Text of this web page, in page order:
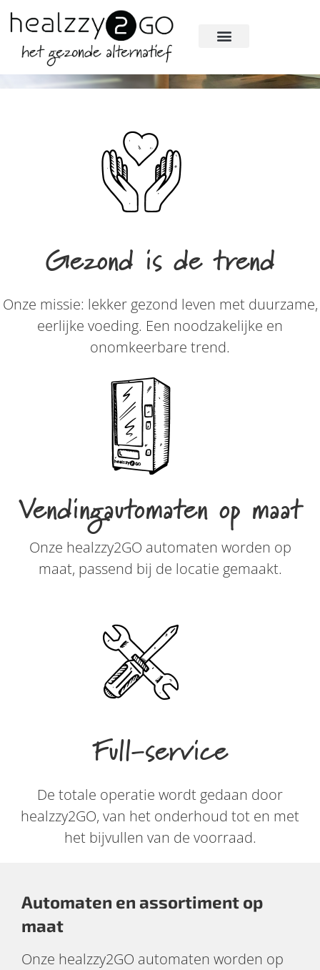
Gezond is de trend
Onze missie: lekker gezond leven met duurzame,
eerlijke voeding. Een noodzakelijke en
onomkeerbare trend.
Vendingautomaten op maat
Onze healzzy2GO automaten worden op
maat, passend bij de locatie gemaakt.
Full-service
De totale operatie wordt gedaan door
healzzy2GO, van het onderhoud tot en met
het bijvullen van de voorraad.
Automaten en assortiment op
maat
Onze healzzy2GO automaten worden op